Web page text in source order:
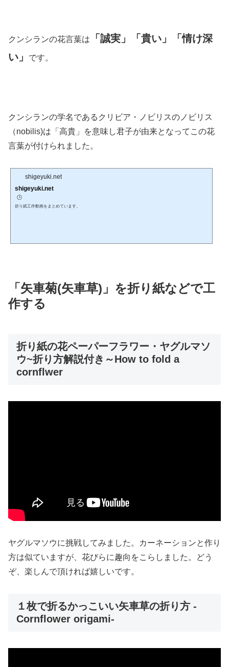
クンシランの花言葉は
「誠実」「貴い」「情け深
い」
です。
クンシランの学名であるクリビア・ノビリスのノビリス
（nobilis)は「高貴」を意味し君子が由来となってこの花
言葉が付けられました。
shigeyuki.net
shigeyuki.net
🕒️
折り紙工作動画をまとめています。
「矢車菊(矢車草)」を折り紙などで工
作する
折り紙の花ペーパーフラワー・ヤグルマソ
ウ~折り方解説付き～How to fold a
cornflwer
ヤグルマソウに挑戦してみました。カーネーションと作り
方は似ていますが、花びらに趣向をこらしました。どう
ぞ、楽しんで頂ければ嬉しいです。
１枚で折るかっこいい矢車草の折り方 -
Cornflower origami-